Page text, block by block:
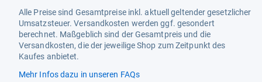
Alle Preise sind Gesamtpreise inkl. aktuell geltender gesetzlicher
Umsatzsteuer. Versandkosten werden ggf. gesondert
berechnet. Maßgeblich sind der Gesamtpreis und die
Versandkosten, die der jeweilige Shop zum Zeitpunkt des
Kaufes anbietet.
Mehr Infos dazu in unseren FAQs